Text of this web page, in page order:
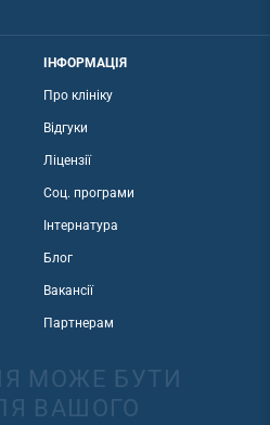
ІНФОРМАЦІЯ
Про клініку
Відгуки
Ліцензії
Соц. програми
Інтернатура
Блог
Вакансії
Партнерам
МОЖЕ БУТИ
ВАШОГО